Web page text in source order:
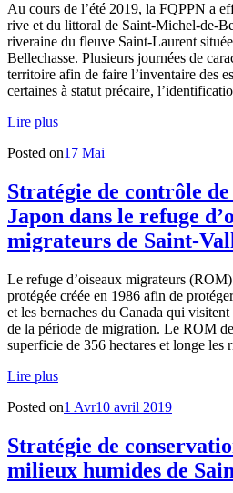
Au cours de l’été 2019, la FQPPN a
rive et du littoral de Saint-Michel-de-
riveraine du fleuve Saint-Laurent
Bellechasse. Plusieurs journées de
territoire afin de faire l’inventaire des
certaines à statut précaire,
Lire plus
Posted on17 Mai
Stratégie de contrôle
Japon dans le refuge
migrateurs de Saint-
Le refuge d’oiseaux migrateurs
protégée créée en 1986 afin de
et les bernaches du Canada qui
de la période de migration. Le ROM
superficie de 356 hectares et longe les
Lire plus
Posted on1 Avr10 avril 2019
Stratégie de
milieux humides de